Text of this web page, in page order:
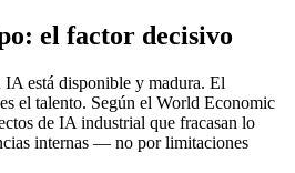
el factor decisivo
está disponible y madura. El
el talento. Según el World Economic
de IA industrial que fracasan lo
internas — no por limitaciones